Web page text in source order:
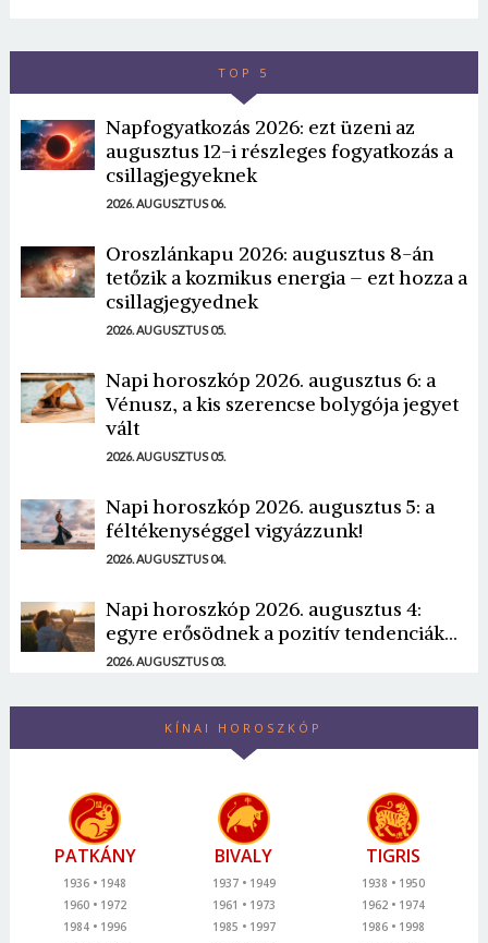
TOP 5
Napfogyatkozás 2026: ezt üzeni az
augusztus 12-i részleges fogyatkozás a
csillagjegyeknek
2026. AUGUSZTUS 06.
Oroszlánkapu 2026: augusztus 8-án
tetőzik a kozmikus energia – ezt hozza a
csillagjegyednek
2026. AUGUSZTUS 05.
Napi horoszkóp 2026. augusztus 6: a
Vénusz, a kis szerencse bolygója jegyet
vált
2026. AUGUSZTUS 05.
Napi horoszkóp 2026. augusztus 5: a
féltékenységgel vigyázzunk!
2026. AUGUSZTUS 04.
Napi horoszkóp 2026. augusztus 4:
egyre erősödnek a pozitív tendenciák...
2026. AUGUSZTUS 03.
KÍNAI HOROSZKÓP
PATKÁNY
1936
1948
1960
1972
1984
1996
BIVALY
1937
1949
1961
1973
1985
1997
TIGRIS
1938
1950
1962
1974
1986
1998